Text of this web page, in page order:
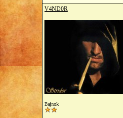
V4ND0R
Bajnok